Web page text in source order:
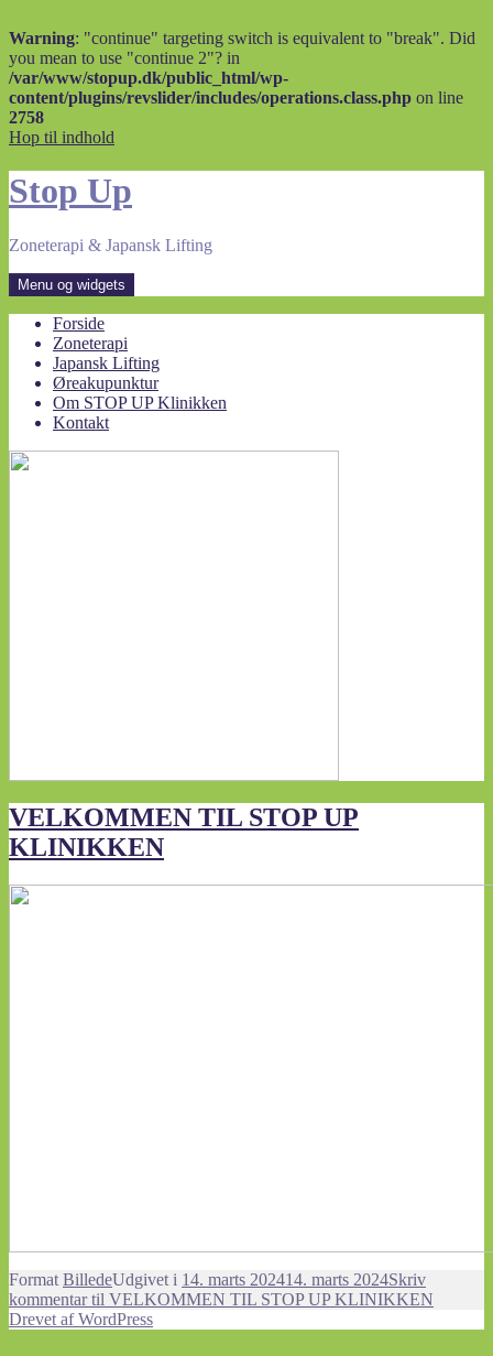
Warning: "continue" targeting switch is equivalent to "break". Did
you mean to use "continue 2"? in
/var/www/stopup.dk/public_html/wp-
content/plugins/revslider/includes/operations.class.php on line
2758
Hop til indhold
Stop Up
Zoneterapi & Japansk Lifting
Menu og widgets
Forside
Zoneterapi
Japansk Lifting
Øreakupunktur
Om STOP UP Klinikken
Kontakt
VELKOMMEN TIL STOP UP
KLINIKKEN
Format BilledeUdgivet i 14. marts 202414. marts 2024Skriv
kommentartil VELKOMMEN TIL STOP UP KLINIKKEN
Drevet af WordPress